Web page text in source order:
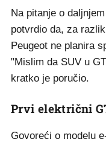
Na pitanje o
potvrdio da, za
Peugeot ne planira
"Mislim da SUV u
kratko je poručio.
Prvi električni
Govoreći o modelu